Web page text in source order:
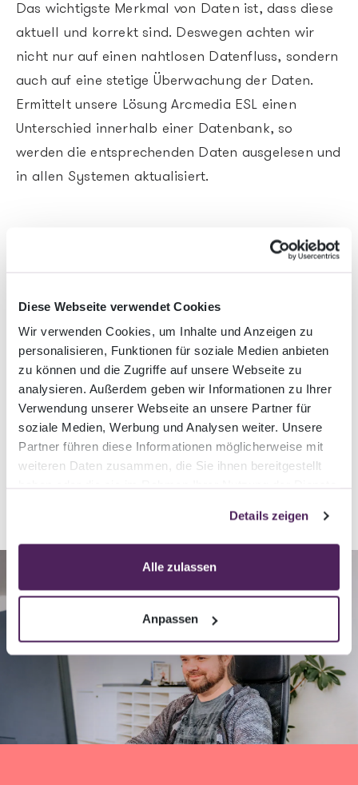
Diese Webseite verwendet Cookies
Wir verwenden Cookies, um Inhalte und Anzeigen zu
personalisieren, Funktionen für soziale Medien anbieten
zu können und die Zugriffe auf unsere Webseite zu
analysieren. Außerdem geben wir Informationen zu Ihrer
Verwendung unserer Webseite an unsere Partner für
soziale Medien, Werbung und Analysen weiter. Unsere
Partner führen diese Informationen möglicherweise mit
weiteren Daten zusammen, die Sie ihnen bereitgestellt
Details zeigen
Alle zulassen
Anpassen
Das wichtigste Merkmal von Daten ist, dass diese
aktuell und korrekt sind. Deswegen achten wir
nicht nur auf einen nahtlosen Datenfluss, sondern
auch auf eine stetige Überwachung der Daten.
Ermittelt unsere Lösung Arcmedia ESL einen
Unterschied innerhalb einer Datenbank, so
werden die entsprechenden Daten ausgelesen und
in allen Systemen aktualisiert.
Beim Datenexport und -import zwischen den
Systemen können immer mal wieder Fehler
auftreten. Dank Arcmedia ESL kommt es beim
Auftreten einer fehlerhaften Entität zu keinem
Abbruch des Im- oder Exports. Anstelle dessen
wird die fehlerhafte Entität übersprungen und am
Schluss ausgewiesen.